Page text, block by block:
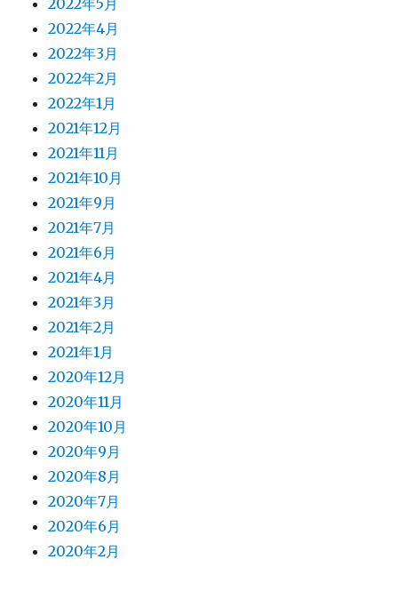
2024年10月
2024年9月
2024年7月
2024年6月
2024年5月
2024年4月
2024年3月
2024年2月
2024年1月
2023年12月
2023年11月
2023年10月
2023年9月
2023年7月
2023年6月
2023年5月
2023年4月
2023年3月
2023年2月
2023年1月
2022年12月
2022年11月
2022年10月